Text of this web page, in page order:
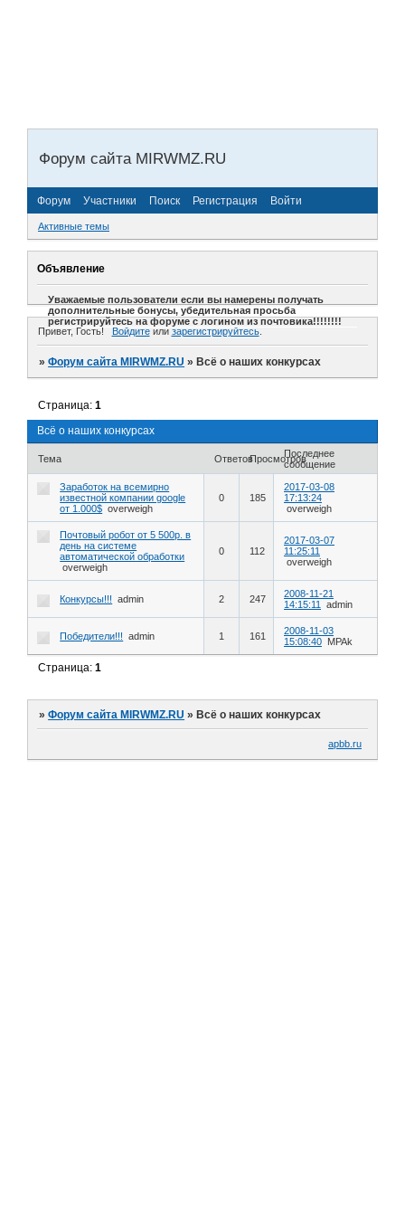
Форум сайта MIRWMZ.RU
Форум Участники Поиск Регистрация Войти
Активные темы
Объявление
Уважаемые пользователи если вы намерены получать
дополнительные бонусы, убедительная просьба
регистрируйтесь на форуме с логином из почтовика!!!!!!!!
Привет, Гость!
Войдитеили зарегистрируйтесь.
»Форум сайта MIRWMZ.RU » Всё о наших конкурсах
Всё о наших конкурсах
Страница:1
Тема ОтветовПросмотровПоследнее
сообщение
Заработок на всемирно
известной компании google
от 1.000$ overweigh
0 185
2017-03-08
17:13:24
overweigh
Почтовый робот от 5 500р. в
день на системе
автоматической обработки
overweigh
0 112
2017-03-07
11:25:11
overweigh
Конкурсы!!! admin 2 247
2008-11-21
14:15:11
admin
Победители!!! admin 1 161
2008-11-03
15:08:40 MPAk
Страница:1
»Форум сайта MIRWMZ.RU » Всё о наших конкурсах
apbb.ru